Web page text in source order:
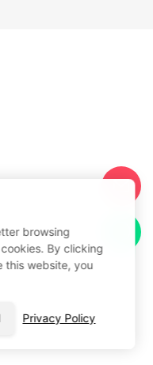
browsing
By clicking
this website, you
Privacy Policy